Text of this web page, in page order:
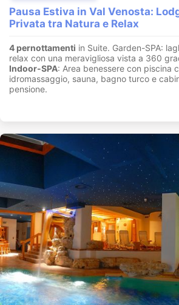
Pausa Estiva in Val Venosta:
Privata tra Natura e Relax
4 pernottamenti in Suite. Garden-SPA:
relax con una meravigliosa vista a 360
Indoor-SPA: Area benessere con piscina
idromassaggio, sauna, bagno turco e
pensione.